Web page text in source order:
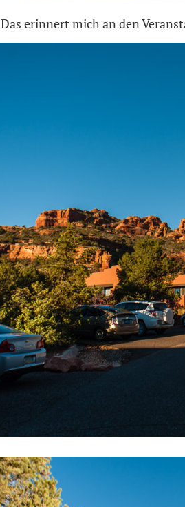
Das erinnert mich an den